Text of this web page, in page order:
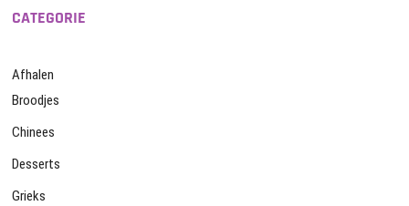
CATEGORIE
Afhalen
Broodjes
Chinees
Desserts
Grieks